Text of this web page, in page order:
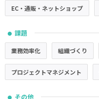
EC・通販・ネットショップ
● 課題
業務効率化 組織づくり
プロジェクトマネジメント
● その他